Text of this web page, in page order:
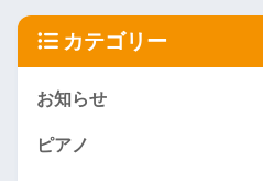
カテゴリー
お知らせ
ピアノ